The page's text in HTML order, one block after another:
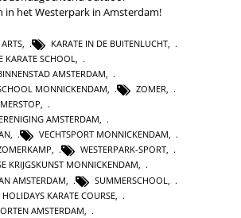
in het Westerpark in Amsterdam!
KARATE IN DE BUITENLUCHT
KARATE SCHOOL,
AMSTERDAM,
MONNICKENDAM, ZOMER,
,
AMSTERDAM,
, VECHTSPORT MONNICKENDAM,
, WESTERPARK-SPORT,
KRIJGSKUNST MONNICKENDAM,
AMSTERDAM
SUMMERSCHOOL
KARATE COURSE
AMSTERDAM